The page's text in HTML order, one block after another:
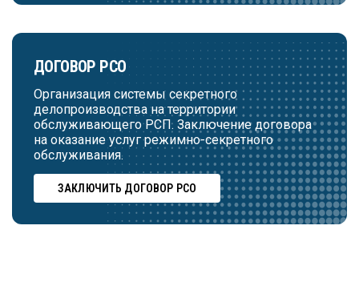
ДОГОВОР РСО
Организация системы секретного
делопроизводства на территории
обслуживающего РСП. Заключение договора
на оказание услуг режимно-секретного
обслуживания.
ЗАКЛЮЧИТЬ ДОГОВОР РСО